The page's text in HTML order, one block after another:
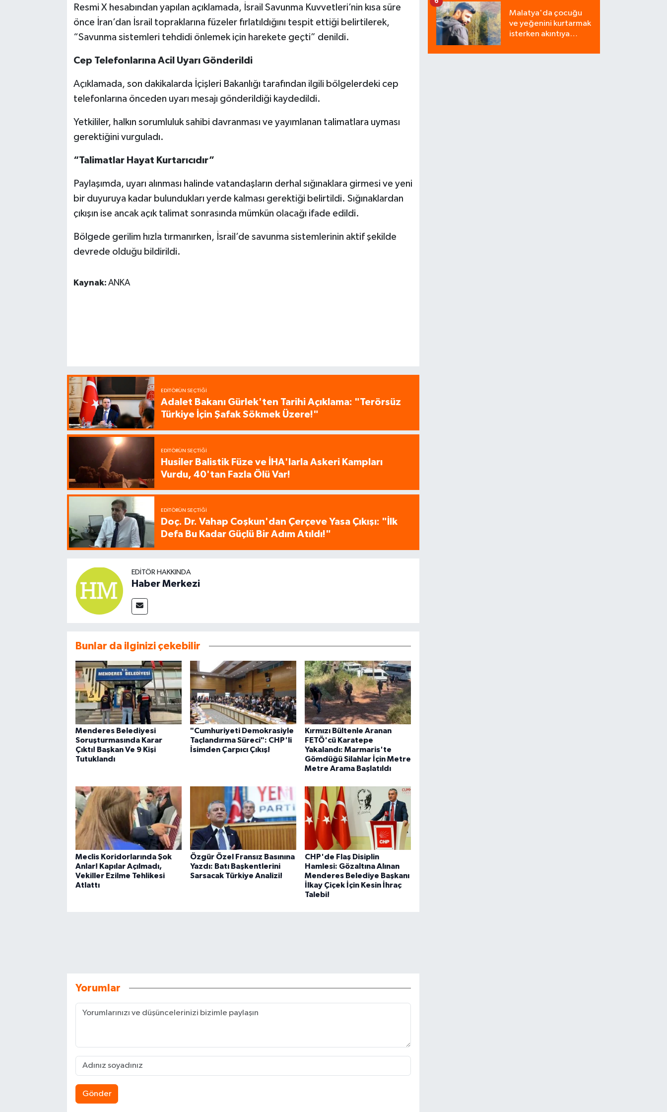
Resmi X hesabından yapılan açıklamada, İsrail Savunma Kuvvetleri’nin kısa süre
önce İran’dan İsrail topraklarına füzeler fırlatıldığını tespit ettiği belirtilerek,
“Savunma sistemleri tehdidi önlemek için harekete geçti” denildi.
Cep Telefonlarına Acil Uyarı Gönderildi
Açıklamada, son dakikalarda İçişleri Bakanlığı tarafından ilgili bölgelerdeki cep
telefonlarına önceden uyarı mesajı gönderildiği kaydedildi.
Yetkililer, halkın sorumluluk sahibi davranması ve yayımlanan talimatlara uyması
gerektiğini vurguladı.
“Talimatlar Hayat Kurtarıcıdır”
Paylaşımda, uyarı alınması halinde vatandaşların derhal sığınaklara girmesi ve yeni
bir duyuruya kadar bulundukları yerde kalması gerektiği belirtildi. Sığınaklardan
çıkışın ise ancak açık talimat sonrasında mümkün olacağı ifade edildi.
Bölgede gerilim hızla tırmanırken, İsrail’de savunma sistemlerinin aktif şekilde
devrede olduğu bildirildi.
Kaynak: ANKA
EDITÖRÜN SEÇTIĞI
Adalet Bakanı Gürlek'ten Tarihi Açıklama: "Terörsüz
Türkiye İçin Şafak Sökmek Üzere!"
EDITÖRÜN SEÇTIĞI
Husiler Balistik Füze ve İHA'larla Askeri Kampları
Vurdu, 40'tan Fazla Ölü Var!
EDITÖRÜN SEÇTIĞI
Doç. Dr. Vahap Coşkun'dan Çerçeve Yasa Çıkışı: "İlk
Defa Bu Kadar Güçlü Bir Adım Atıldı!"
EDITÖR HAKKINDA
Haber Merkezi
Bunlar da ilginizi çekebilir
Menderes Belediyesi
Soruşturmasında Karar
Çıktı! Başkan Ve 9 Kişi
Tutuklandı
"Cumhuriyeti Demokrasiyle
Taçlandırma Süreci": CHP'li
İsimden Çarpıcı Çıkış!
Kırmızı Bültenle Aranan
FETÖ'cü Karatepe
Yakalandı: Marmaris'te
Gömdüğü Silahlar İçin Metre
Metre Arama Başlatıldı
Meclis Koridorlarında Şok
Anlar! Kapılar Açılmadı,
Vekiller Ezilme Tehlikesi
Atlattı
Özgür Özel Fransız Basınına
Yazdı: Batı Başkentlerini
Sarsacak Türkiye Analizi!
CHP'de Flaş Disiplin
Hamlesi: Gözaltına Alınan
Menderes Belediye Başkanı
İlkay Çiçek İçin Kesin İhraç
Talebi!
Yorumlar
Gönder
Bozdu!
Malatya'da çocuğu
ve yeğenini kurtarmak
isterken akıntıya
yaşamını yitirdi